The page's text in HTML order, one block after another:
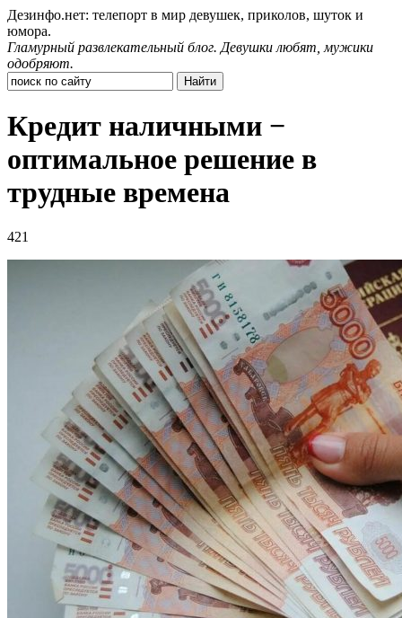
Дезинфо.нет: телепорт в мир девушек, приколов, шуток и
юмора.
Гламурный развлекательный блог. Девушки любят, мужики
одобряют.
Кредит наличными −
оптимальное решение в
трудные времена
421